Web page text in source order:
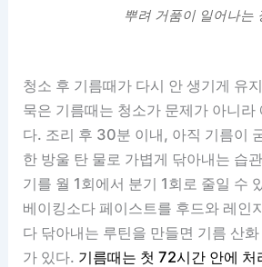
뿌려 거품이 일어나는
청소 후 기름때가 다시 안 생기게 유
묵은 기름때는 청소가 문제가 아니라
다. 조리 후 30분 이내, 아직 기름이
한 방울 탄 물로 가볍게 닦아내는 습
기를 월 1회에서 분기 1회로 줄일 수
베이킹소다 페이스트를 후드와 레인
다 닦아내는 루틴을 만들면 기름 산
가 있다. 기름때는 첫 72시간 안에 처